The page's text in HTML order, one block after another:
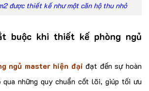
được thiết kế như một căn hộ thu nhỏ
buộc khi thiết kế phòng ngủ
ngủ master hiện đại đạt đến sự hoàn
qua những quy chuẩn cốt lõi, giúp tối ưu